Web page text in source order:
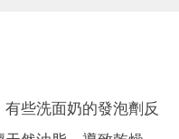
些洗面奶的發泡劑反